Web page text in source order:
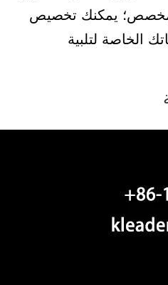
يمكنك تخصيص
الخاصة لتلبية